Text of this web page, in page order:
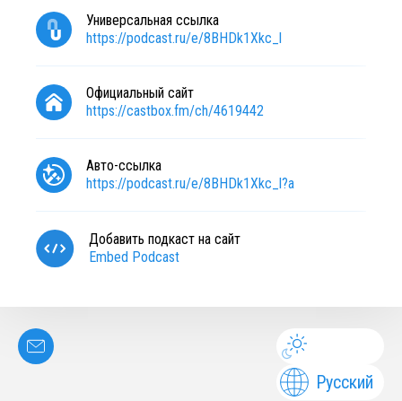
Универсальная ссылка
https://podcast.ru/e/8BHDk1Xkc_l
Официальный сайт
https://castbox.fm/ch/4619442
Авто-ссылка
https://podcast.ru/e/8BHDk1Xkc_l?a
Добавить подкаст на сайт
Embed Podcast
Русский